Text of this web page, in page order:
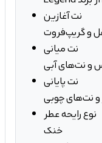
نت آغازین
و گریپ‌فروت
نت میانی
و نت‌های آبی
نت پایانی
نت‌های چوبی
نوع رایحه عطر
خنک